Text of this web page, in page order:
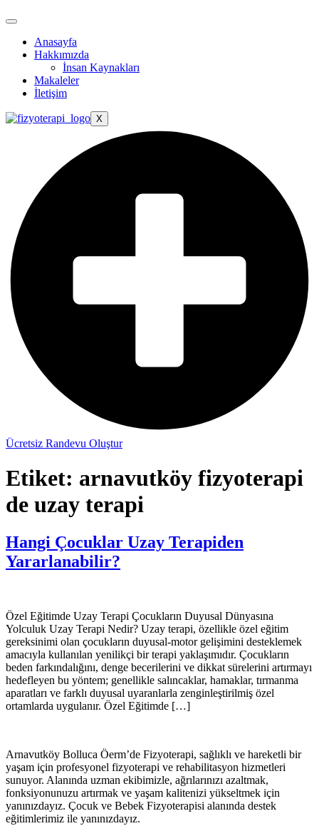
Anasayfa
Hakkımızda
İnsan Kaynakları
Makaleler
İletişim
X
Ücretsiz Randevu Oluştur
Etiket: arnavutköy fizyoterapi
de uzay terapi
Hangi Çocuklar Uzay Terapiden
Yararlanabilir?
Özel Eğitimde Uzay Terapi Çocukların Duyusal Dünyasına
Yolculuk Uzay Terapi Nedir? Uzay terapi, özellikle özel eğitim
gereksinimi olan çocukların duyusal-motor gelişimini desteklemek
amacıyla kullanılan yenilikçi bir terapi yaklaşımıdır. Çocukların
beden farkındalığını, denge becerilerini ve dikkat sürelerini artırmayı
hedefleyen bu yöntem; genellikle salıncaklar, hamaklar, tırmanma
aparatları ve farklı duyusal uyaranlarla zenginleştirilmiş özel
ortamlarda uygulanır. Özel Eğitimde […]
Arnavutköy Bolluca Öerm’de Fizyoterapi, sağlıklı ve hareketli bir
yaşam için profesyonel fizyoterapi ve rehabilitasyon hizmetleri
sunuyor. Alanında uzman ekibimizle, ağrılarınızı azaltmak,
fonksiyonunuzu artırmak ve yaşam kalitenizi yükseltmek için
yanınızdayız. Çocuk ve Bebek Fizyoterapisi alanında destek
eğitimlerimiz ile yanınızdayız.